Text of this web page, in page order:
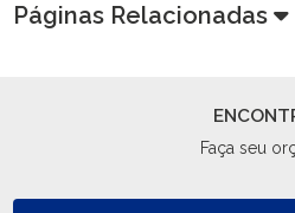
Páginas Relacionadas
Faça seu